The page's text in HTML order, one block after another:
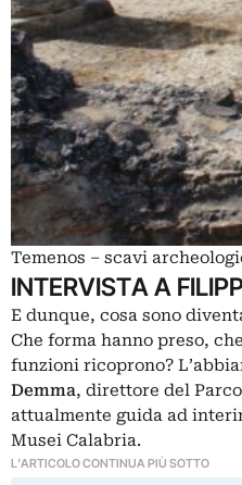
Temenos – scavi
INTERVISTA A
E dunque, cosa sono
Che forma hanno preso,
funzioni ricoprono?
Demma, direttore del
attualmente guida ad
Musei Calabria.
L'ARTICOLO CONTINUA PIÙ SOTTO